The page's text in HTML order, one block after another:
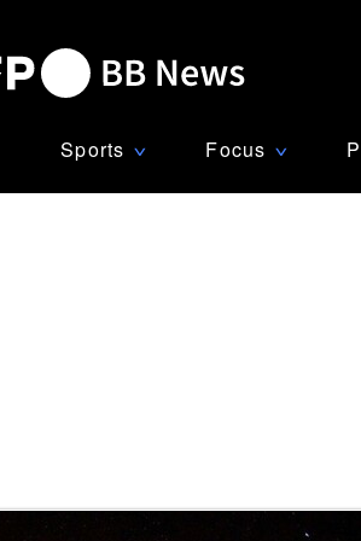
Sports ∨ Focus ∨